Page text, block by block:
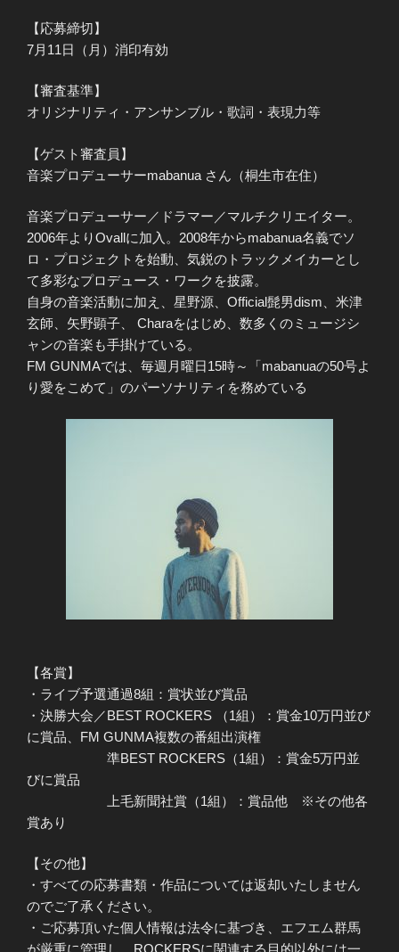
【応募締切】
7月11日（月）消印有効
【審査基準】
オリジナリティ・アンサンブル・歌詞・表現力等
【ゲスト審査員】
音楽プロデューサーmabanua さん（桐生市在住）
音楽プロデューサー／ドラマー／マルチクリエイター。
2006年よりOvallに加入。2008年からmabanua名義でソ
ロ・プロジェクトを始動、気鋭のトラックメイカーとし
て多彩なプロデュース・ワークを披露。
自身の音楽活動に加え、星野源、Official髭男dism、米津
玄師、矢野顕子、 Charaをはじめ、数多くのミュージシ
ャンの音楽も手掛けている。
FM GUNMAでは、毎週月曜日15時～「mabanuaの50号よ
り愛をこめて」のパーソナリティを務めている
【各賞】
・ライブ予選通過8組：賞状並び賞品
・決勝大会／BEST ROCKERS （1組）：賞金10万円並び
に賞品、FM GUNMA複数の番組出演権
準BEST ROCKERS（1組）：賞金5万円並
びに賞品
上毛新聞社賞（1組）：賞品他 ※その他各
賞あり
【その他】
・すべての応募書類・作品については返却いたしません
のでご了承ください。
・ご応募頂いた個人情報は法令に基づき、エフエム群馬